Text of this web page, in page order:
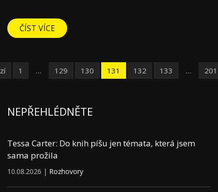
ČÍST VÍCE
1 … 129 130 131 132 133 … 201
NEPŘEHLÉDNĚTE
Tessa Carter: Do knih píšu jen témata, která jsem
sama prožila
10.08.2026 | Rozhovory